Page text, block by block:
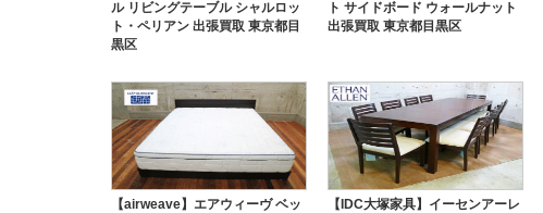
ル リビングテーブル シャルロッ
ト・ペリアン 出張買取 東京都目
黒区
ト サイドボード ウォールナット
出張買取 東京都目黒区
【airweave】エアウィーヴ ベッ
【IDC大塚家具】イーセンアーレ